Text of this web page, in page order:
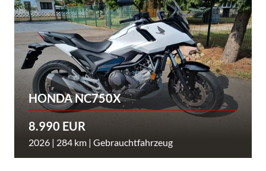
HONDA NC750X
8.990 EUR
2026 | 284 km | Gebrauchtfahrzeug